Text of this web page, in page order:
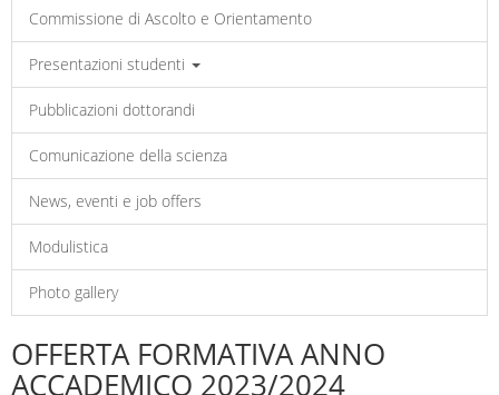
Commissione di Ascolto e Orientamento
Presentazioni studenti
Pubblicazioni dottorandi
Comunicazione della scienza
News, eventi e job offers
Modulistica
Photo gallery
OFFERTA FORMATIVA ANNO
ACCADEMICO 2023/2024